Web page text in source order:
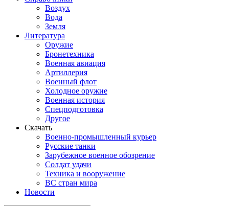
Воздух
Вода
Земля
Литература
Оружие
Бронетехника
Военная авиация
Артиллерия
Военный флот
Холодное оружие
Военная история
Спецподготовка
Другое
Скачать
Военно-промышленный курьер
Русские танки
Зарубежное военное обозрение
Солдат удачи
Техника и вооружение
ВС стран мира
Новости